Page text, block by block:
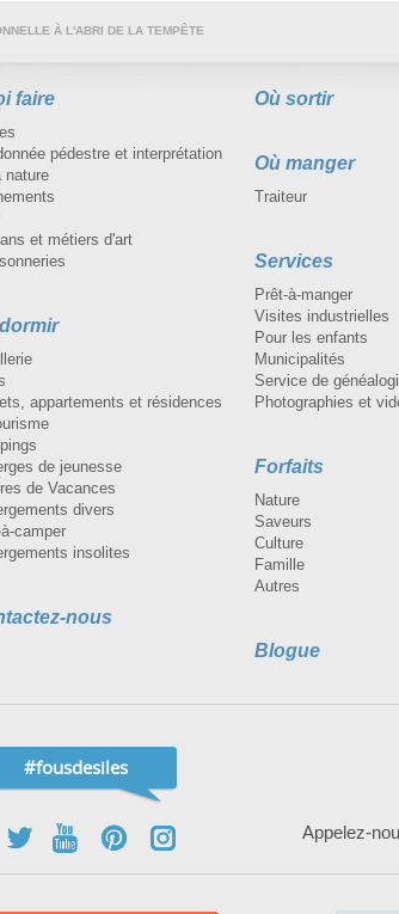
À L'ABRI DE LA TEMPÊTE
faire
pédestre et interprétation
nature
et métiers d'art
appartements et résidences
de jeunesse
de Vacances
divers
camper
insolites
nous
Où sortir
Où manger
Traiteur
Services
Prêt-à-manger
Visites industrielles
Pour les enfants
Municipalités
Service de
Photographies et
Forfaits
Nature
Saveurs
Culture
Famille
Autres
Blogue
#fousdesiles
Appelez-